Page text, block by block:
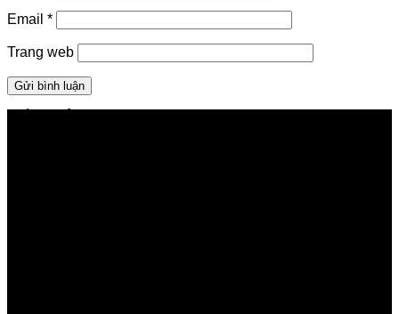
Email *
Trang web